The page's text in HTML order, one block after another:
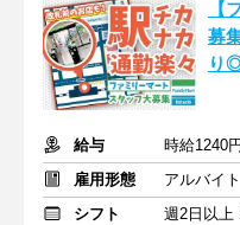
【
募
り
給与
雇用形態
アルバイ
シフト
週2日以上